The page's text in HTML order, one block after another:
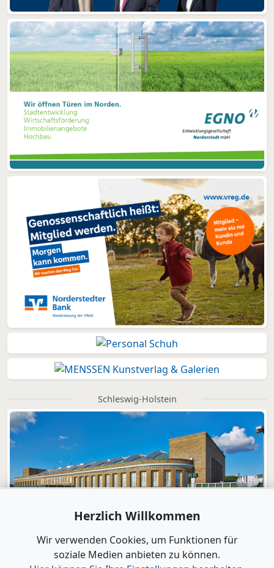
Schleswig-Holstein
Herzlich Willkommen
Wir verwenden Cookies, um Funktionen für
soziale Medien anbieten zu können.